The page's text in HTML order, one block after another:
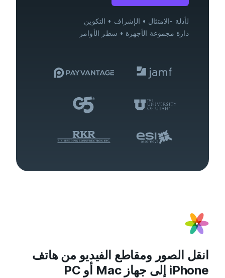
الأدلة -الامتثال الإشراف
التكوين
إدارة مجموعة الأجهزة
سطر الأوامر
انقل الصور ومقاطع الفيديو من هاتف
iPhone إلى جهاز Mac أو PC